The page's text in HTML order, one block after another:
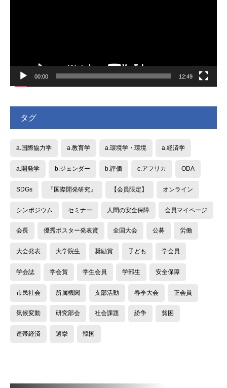
00:00 12:49
タグ
a.国際協力学 a.教育学 a.環境学・環境 a.経済学
a.開発学 b.ジェンダー b.評価 c.アフリカ ODA
SDGs 『国際開発研究』 【会員限定】 オンライン
シンポジウム セミナー 人間の安全保障 会員マイページ
会長 優秀ポスター発表賞 全国大会 公募 労働
大会発表 大学院生 奨励賞 子ども 学会員
学会誌 学会賞 学生会員 学部生 安全保障
市民社会 所属機関 支部活動 春季大会 正会員
気候変動 研究部会 社会課題 紛争 貧困
連帯経済 選挙 韓国